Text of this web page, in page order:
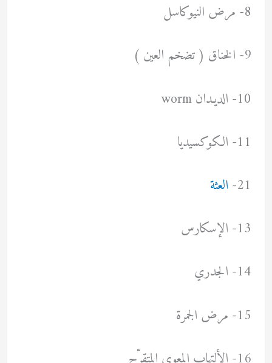
8- مرض النيوكاسل
9- الخناق ( تضخم العين )
10- الديـدان worm
11- الكوكسيديا
21- العثة
13- الإسكارس
14- الجدري
15- مرض الجمرة